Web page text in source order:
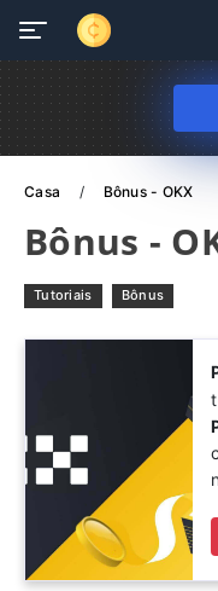
Casa Bônus - OKX
Bônus -
Tutoriais Bônus